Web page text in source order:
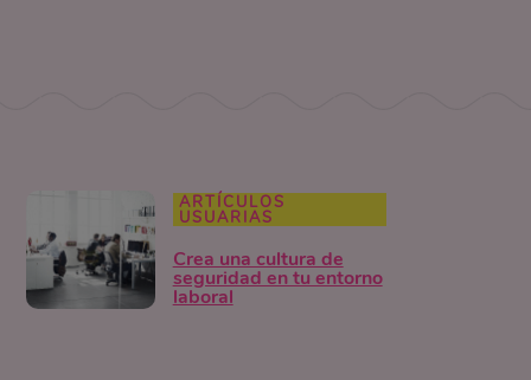
ARTÍCULOS
USUARIAS
Crea una cultura de
seguridad en tu entorno
laboral